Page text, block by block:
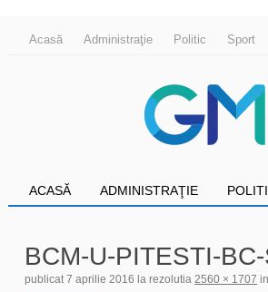
Acasă Administraţie Politic Sport
ACASĂ ADMINISTRAŢIE
BCM-U-PITESTI-
publicat7 aprilie 2016 la rezolutia 2560 × 1707 in